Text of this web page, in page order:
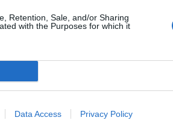
Retention, Sale, and/or Sharing
with the Purposes for which it
Data Access Privacy Policy
på Lundbygatan överklagade
in en två nya
detta alltså överklagats till
punkter som bas för sin